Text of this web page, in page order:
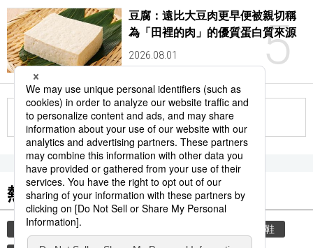
5
豆腐：遠比大豆肉更早便被親切稱
為「田裡的肉」的優質蛋白質來源
2026.08.01
更多
熱門關鍵詞
教育 禮儀 脫鞋